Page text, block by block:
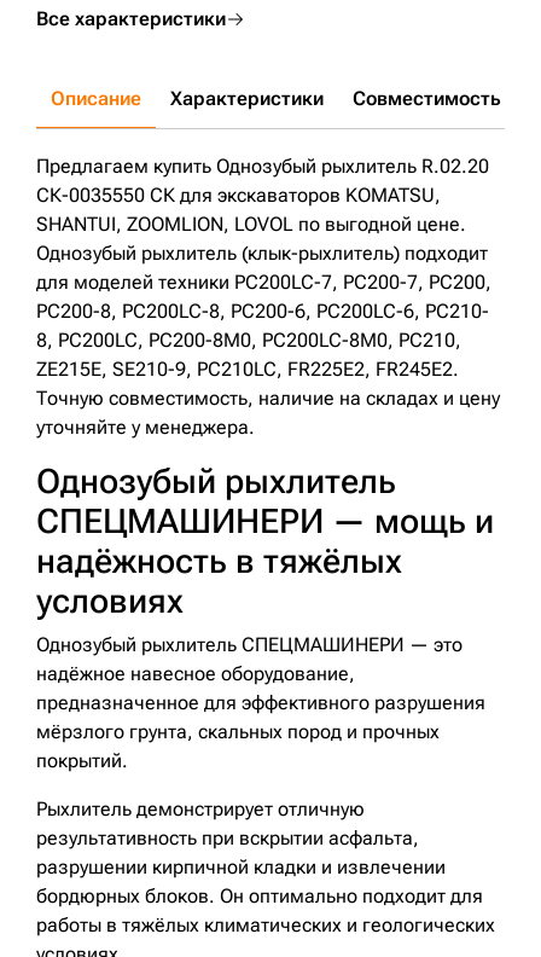
Все характеристики
Описание Характеристики Совместимость
Предлагаем купить Однозубый рыхлитель R.02.20
СК-0035550 СК для экскаваторов KOMATSU,
SHANTUI, ZOOMLION, LOVOL по выгодной цене.
Однозубый рыхлитель (клык-рыхлитель) подходит
для моделей техники PC200LC-7, PC200-7, PC200,
PC200-8, PC200LC-8, PC200-6, PC200LC-6, PC210-
8, PC200LC, PC200-8M0, PC200LC-8M0, PC210,
ZE215E, SE210-9, PC210LC, FR225E2, FR245E2.
Точную совместимость, наличие на складах и цену
уточняйте у менеджера.
Однозубый рыхлитель
СПЕЦМАШИНЕРИ — мощь и
надёжность в тяжёлых
условиях
Однозубый рыхлитель СПЕЦМАШИНЕРИ — это
надёжное навесное оборудование,
предназначенное для эффективного разрушения
мёрзлого грунта, скальных пород и прочных
покрытий.
Рыхлитель демонстрирует отличную
результативность при вскрытии асфальта,
разрушении кирпичной кладки и извлечении
бордюрных блоков. Он оптимально подходит для
работы в тяжёлых климатических и геологических